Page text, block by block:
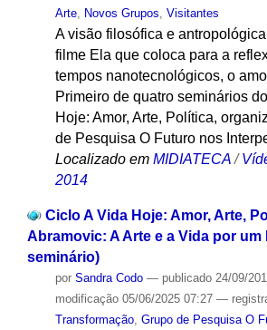
Arte, Novos Grupos Visitantes
A visão filosófica e
filme Ela que coloca para a
tempos nanotecnológicos, o
Primeiro de quatro seminários
Hoje: Amor, Arte, Política,
de Pesquisa O Futuro nos
Localizado em MIDIATECA /
2014
Ciclo A Vida Hoje: Amor, Arte,
Abramovic: A Arte e a Vida por um
seminário)
por Sandra Codo — publicado24/09/
modificação05/06/2025 07:27 —
Transformação, Grupo de Pesquisa O